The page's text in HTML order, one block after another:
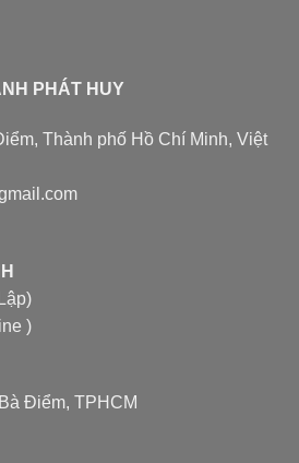
PHÁT HUY
Thành phố Hồ Chí Minh, Việt
)
Điểm, TPHCM